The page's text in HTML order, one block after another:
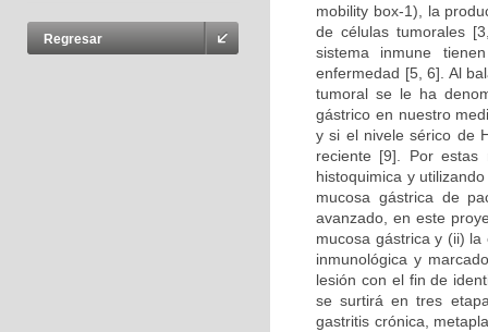
Regresar
mobility box-1), la
de células tumorales
sistema inmune
enfermedad [5, 6]. Al
tumoral se le ha
gástrico en nuestro
y si el nivele sérico de
reciente [9]. Por estas
histoquimica y
mucosa gástrica de
avanzado, en este
mucosa gástrica y (ii)
inmunológica y
lesión con el fin de
se surtirá en tres
gastritis crónica,